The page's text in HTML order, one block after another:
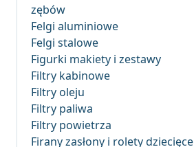
zębów
Felgi aluminiowe
Felgi stalowe
Figurki makiety i zestawy
Filtry kabinowe
Filtry oleju
Filtry paliwa
Filtry powietrza
Firany zasłony i rolety dziecięce